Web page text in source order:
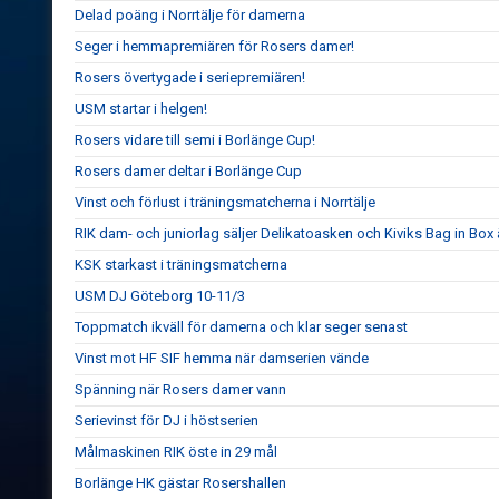
Delad poäng i Norrtälje för damerna
Seger i hemmapremiären för Rosers damer!
Rosers övertygade i seriepremiären!
USM startar i helgen!
Rosers vidare till semi i Borlänge Cup!
Rosers damer deltar i Borlänge Cup
Vinst och förlust i träningsmatcherna i Norrtälje
RIK dam- och juniorlag säljer Delikatoasken och Kiviks Bag in
KSK starkast i träningsmatcherna
USM DJ Göteborg 10-11/3
Toppmatch ikväll för damerna och klar seger senast
Vinst mot HF SIF hemma när damserien vände
Spänning när Rosers damer vann
Serievinst för DJ i höstserien
Målmaskinen RIK öste in 29 mål
Borlänge HK gästar Rosershallen